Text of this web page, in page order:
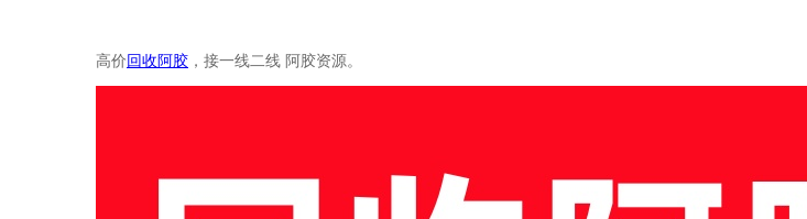
高价 回收阿胶 ，接一线二线 阿胶资源。